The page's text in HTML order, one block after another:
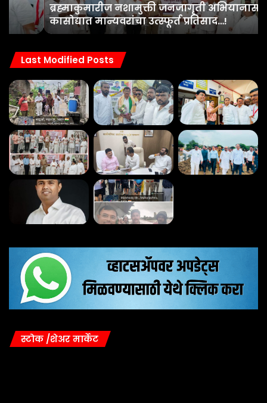
ब्रह्माकुमारीज नशामुक्ती जनजागृती अभियानास
कासोद्यात मान्यवरांचा उत्स्फूर्त प्रतिसाद…!
Last Modified Posts
स्टोक /शेअर मार्केट